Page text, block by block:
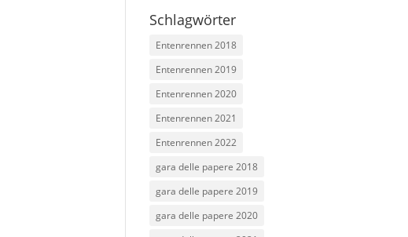
Schlagwörter
Entenrennen 2018
Entenrennen 2019
Entenrennen 2020
Entenrennen 2021
Entenrennen 2022
gara delle papere 2018
gara delle papere 2019
gara delle papere 2020